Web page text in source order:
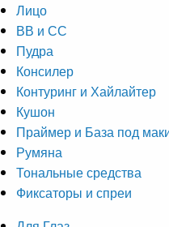
Лицо
ВВ и СС
Пудра
Консилер
Контуринг и Хайлайтер
Кушон
Праймер и База под
Румяна
Тональные средства
Фиксаторы и спреи